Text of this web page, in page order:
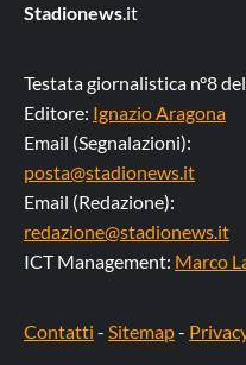
Stadionews.it
Testata giornalistica n°8
Editore: Ignazio Aragona
Email (Segnalazioni):
posta@stadionews.it
Email (Redazione):
redazione@stadionews.it
ICT Management: Marco
Contatti - Sitemap-